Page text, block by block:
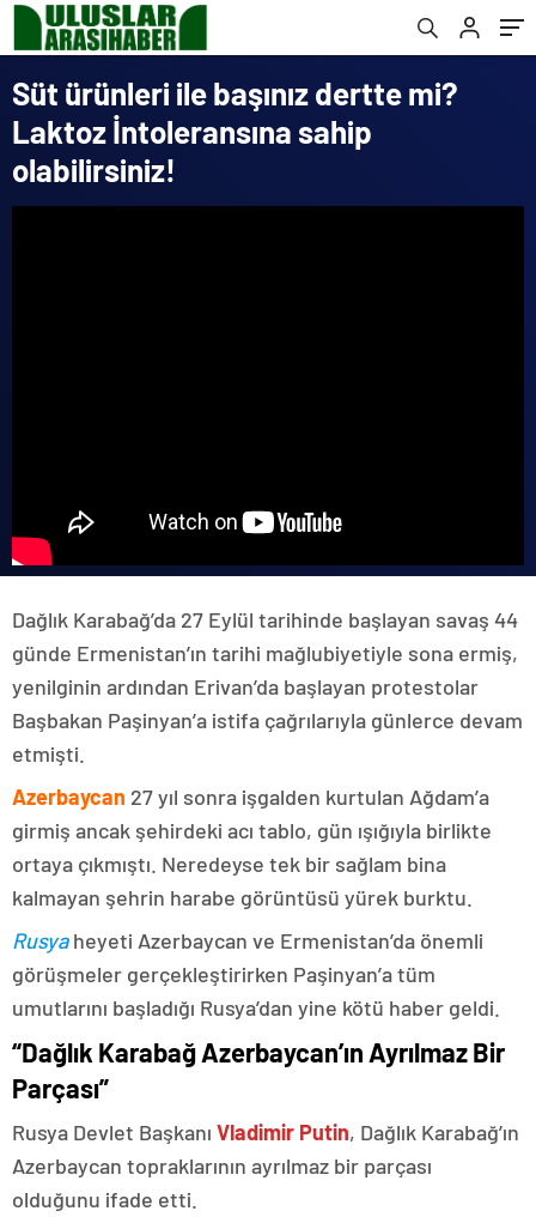
Süt ürünleri ile başınız dertte mi?
Laktoz İntoleransına sahip
olabilirsiniz!
Dağlık Karabağ’da 27 Eylül tarihinde başlayan savaş 44
günde Ermenistan’ın tarihi mağlubiyetiyle sona ermiş,
yenilginin ardından Erivan’da başlayan protestolar
Başbakan Paşinyan’a istifa çağrılarıyla günlerce devam
etmişti.
Azerbaycan 27 yıl sonra işgalden kurtulan Ağdam’a
girmiş ancak şehirdeki acı tablo, gün ışığıyla birlikte
ortaya çıkmıştı. Neredeyse tek bir sağlam bina
kalmayan şehrin harabe görüntüsü yürek burktu.
Rusyaheyeti Azerbaycan ve Ermenistan’da önemli
görüşmeler gerçekleştirirken Paşinyan’a tüm
umutlarını başladığı Rusya’dan yine kötü haber geldi.
“Dağlık Karabağ Azerbaycan’ın Ayrılmaz Bir
Parçası”
Rusya Devlet Başkanı Vladimir Putin, Dağlık Karabağ’ın
Azerbaycan topraklarının ayrılmaz bir parçası
olduğunu ifade etti.